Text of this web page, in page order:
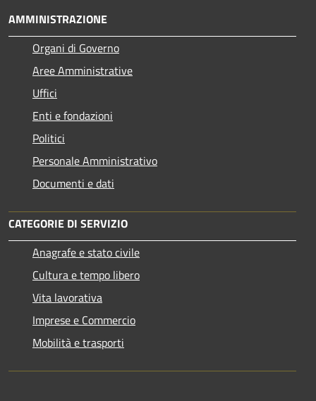
AMMINISTRAZIONE
Organi di Governo
Aree Amministrative
Uffici
Enti e fondazioni
Politici
Personale Amministrativo
Documenti e dati
CATEGORIE DI SERVIZIO
Anagrafe e stato civile
Cultura e tempo libero
Vita lavorativa
Imprese e Commercio
Mobilità e trasporti